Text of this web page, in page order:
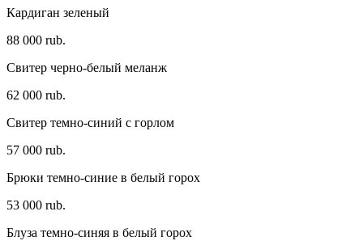
Кардиган зеленый
88 000 rub.
Свитер черно-белый меланж
62 000 rub.
Свитер темно-синий с горлом
57 000 rub.
Брюки темно-синие в белый горох
53 000 rub.
Блуза темно-синяя в белый горох